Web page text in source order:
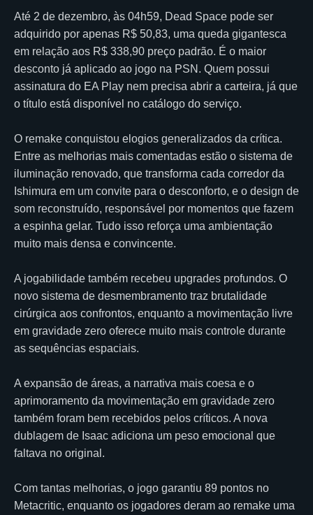
Até 2 de dezembro, às 04h59, Dead Space pode ser
adquirido por apenas R$ 50,83, uma queda gigantesca
em relação aos R$ 338,90 preço padrão. É o maior
desconto já aplicado ao jogo na PSN. Quem possui
assinatura do EA Play nem precisa abrir a carteira, já que
o título está disponível no catálogo do serviço.
O remake conquistou elogios generalizados da crítica.
Entre as melhorias mais comentadas estão o sistema de
iluminação renovado, que transforma cada corredor da
Ishimura em um convite para o desconforto, e o design de
som reconstruído, responsável por momentos que fazem
a espinha gelar. Tudo isso reforça uma ambientação
muito mais densa e convincente.
A jogabilidade também recebeu upgrades profundos. O
novo sistema de desmembramento traz brutalidade
cirúrgica aos confrontos, enquanto a movimentação livre
em gravidade zero oferece muito mais controle durante
as sequências espaciais.
A expansão de áreas, a narrativa mais coesa e o
aprimoramento da movimentação em gravidade zero
também foram bem recebidos pelos críticos. A nova
dublagem de Isaac adiciona um peso emocional que
faltava no original.
Com tantas melhorias, o jogo garantiu 89 pontos no
Metacritic, enquanto os jogadores deram ao remake uma